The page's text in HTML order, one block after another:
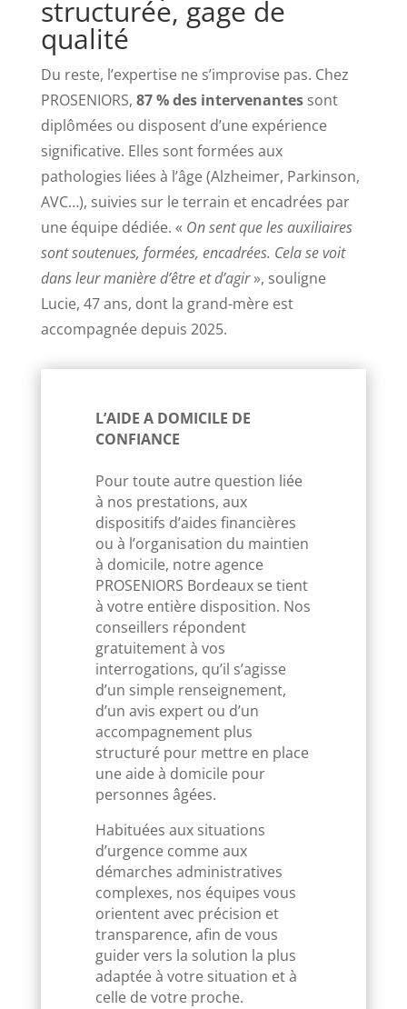
structurée, gage de
qualité
Du reste, l’expertise ne s’improvise pas. Chez
PROSENIORS, 87 % des intervenantessont
diplômées ou disposent d’une expérience
significative. Elles sont formées aux
pathologies liées à l’âge (Alzheimer, Parkinson,
AVC…), suivies sur le terrain et encadrées par
une équipe dédiée. « On sent que les auxiliaires
sont soutenues, formées, encadrées. Cela se voit
dans leur manière d’être et d’agir», souligne
Lucie, 47 ans, dont la grand-mère est
accompagnée depuis 2025.
L’AIDE A DOMICILE DE
CONFIANCE
Pour toute autre question liée
à nos prestations, aux
dispositifs d’aides financières
ou à l’organisation du maintien
à domicile, notre agence
PROSENIORS Bordeaux se tient
à votre entière disposition. Nos
conseillers répondent
gratuitement à vos
interrogations, qu’il s’agisse
d’un simple renseignement,
d’un avis expert ou d’un
accompagnement plus
structuré pour mettre en place
uneaide à domicile pour
personnes âgées.
Habituées aux situations
d’urgence comme aux
démarches administratives
complexes, nos équipes vous
orientent avec précision et
transparence, afin de vous
guider vers la solution la plus
adaptée à votre situation et à
celle de votre proche.